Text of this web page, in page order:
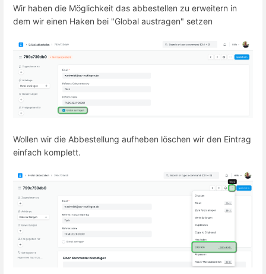
Wir haben die Möglichkeit das abbestellen zu erweitern in
dem wir einen Haken bei "Global austragen" setzen
Wollen wir die Abbestellung aufheben löschen wir den Eintrag
einfach komplett.